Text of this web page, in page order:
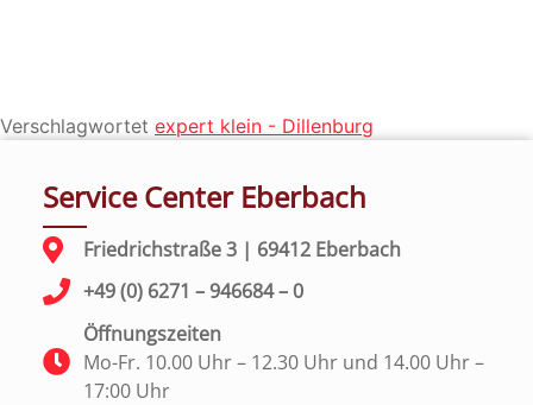
Verschlagwortet expert klein - Dillenburg
Service Center Eberbach
Friedrichstraße 3 | 69412 Eberbach
+49 (0) 6271 – 946684 – 0
Öffnungszeiten
Mo-Fr. 10.00 Uhr – 12.30 Uhr und 14.00 Uhr –
17:00 Uhr